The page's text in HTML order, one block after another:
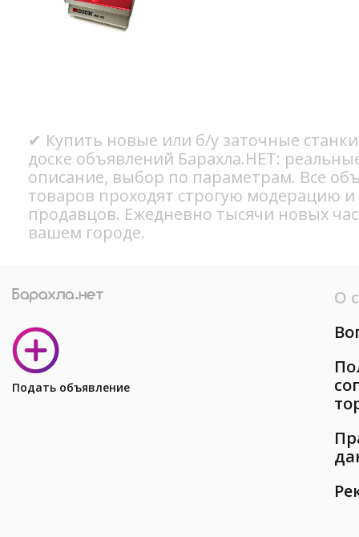
✔ Купить новые или б/у заточные
доске объявлений Барахла.НЕТ:
описание, выбор по параметрам. Все
товаров проходят строгую модерацию
продавцов. Ежедневно тысячи новых
вашем городе.
Подать объявление
О